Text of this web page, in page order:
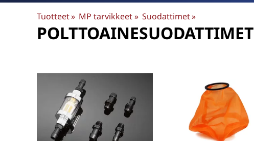
Tuotteet‪» MP tarvikkeet‪» Suodattimet‪»
POLTTOAINESUODATTIMET